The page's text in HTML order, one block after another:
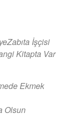
İşçisi
Kitapta Var
Ekmek
Olsun